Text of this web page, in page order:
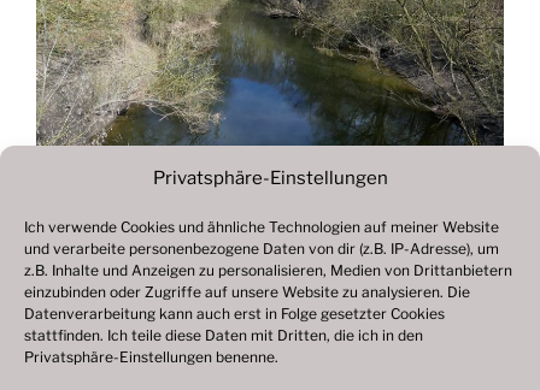
Privatsphäre-Einstellungen
Ich verwende Cookies und ähnliche Technologien auf meiner Website
und verarbeite personenbezogene Daten von dir (z.B. IP-Adresse), um
z.B. Inhalte und Anzeigen zu personalisieren, Medien von Drittanbietern
einzubinden oder Zugriffe auf unsere Website zu analysieren. Die
Datenverarbeitung kann auch erst in Folge gesetzter Cookies
stattfinden. Ich teile diese Daten mit Dritten, die ich in den
Privatsphäre-Einstellungen benenne.
Beitragsnavigation
Vorheriger
Beitrag
Fotogalerie 2021